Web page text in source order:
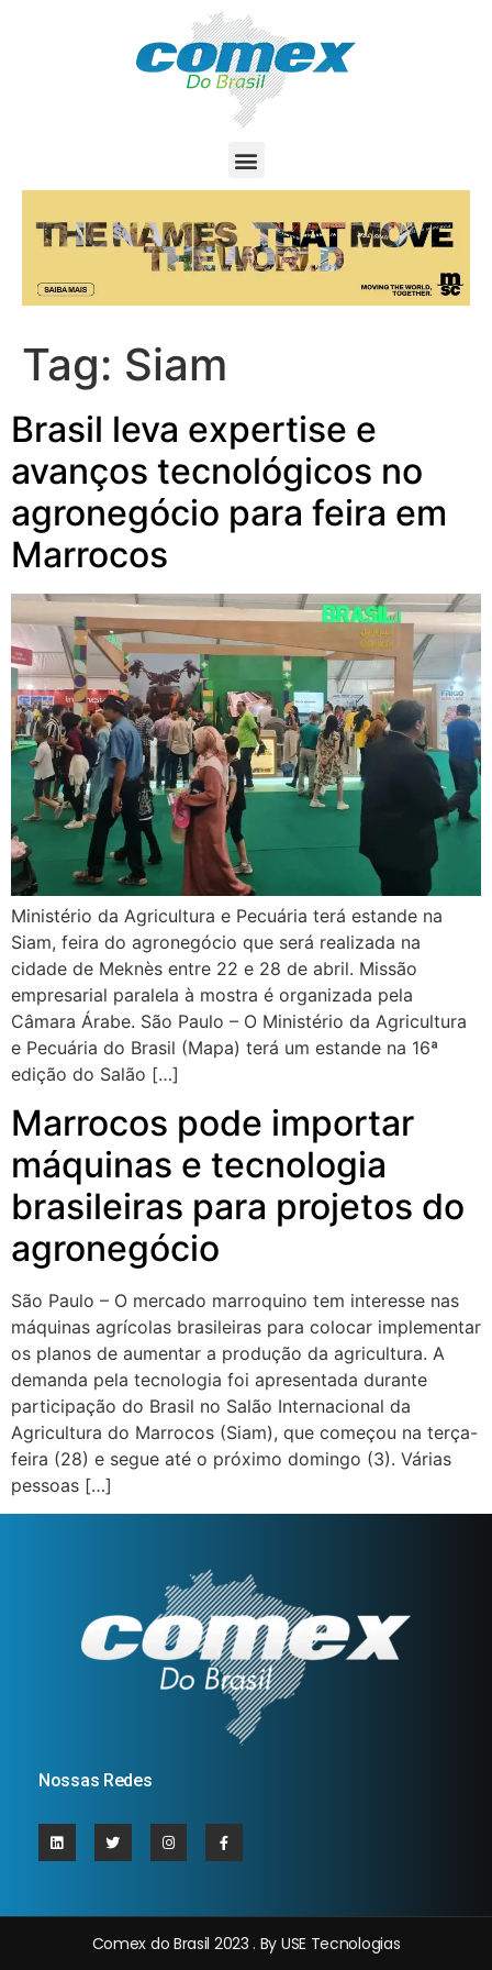
Tag: Siam
Brasil leva expertise e
avanços tecnológicos no
agronegócio para feira em
Marrocos
Ministério da Agricultura e Pecuária terá estande na
Siam, feira do agronegócio que será realizada na
cidade de Meknès entre 22 e 28 de abril. Missão
empresarial paralela à mostra é organizada pela
Câmara Árabe. São Paulo – O Ministério da Agricultura
e Pecuária do Brasil (Mapa) terá um estande na 16ª
edição do Salão […]
Marrocos pode importar
máquinas e tecnologia
brasileiras para projetos do
agronegócio
São Paulo – O mercado marroquino tem interesse nas
máquinas agrícolas brasileiras para colocar implementar
os planos de aumentar a produção da agricultura. A
demanda pela tecnologia foi apresentada durante
participação do Brasil no Salão Internacional da
Agricultura do Marrocos (Siam), que começou na terça-
feira (28) e segue até o próximo domingo (3). Várias
pessoas […]
Nossas Redes
Comex do Brasil 2023 . By USE Tecnologias